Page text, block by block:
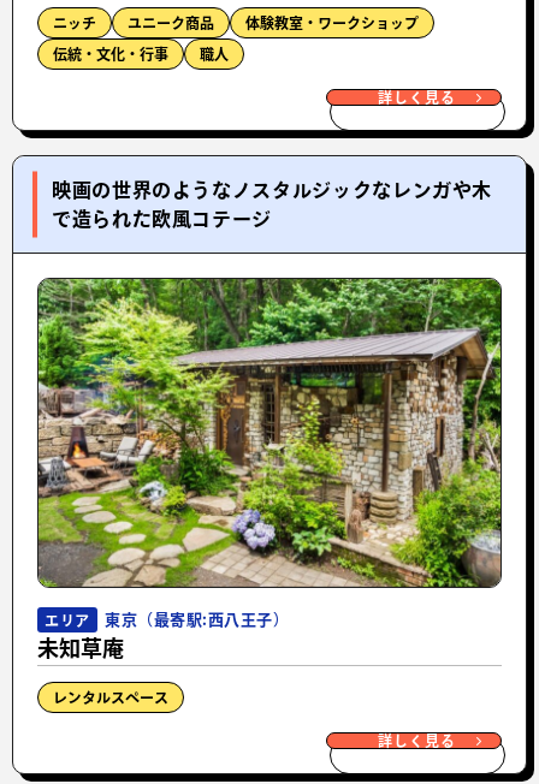
ニッチ ユニーク商品 体験教室・ワークショップ
伝統・文化・行事 職人
詳しく見る
映画の世界のようなノスタルジックなレンガや木
で造られた欧風コテージ
エリア 東京（最寄駅:西八王子）
未知草庵
レンタルスペース
詳しく見る